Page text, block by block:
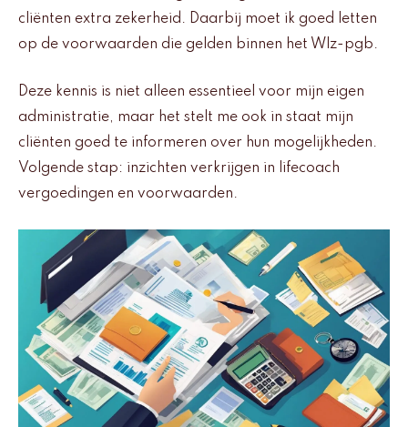
cliënten extra zekerheid. Daarbij moet ik goed letten
op de voorwaarden die gelden binnen het Wlz-pgb.
Deze kennis is niet alleen essentieel voor mijn eigen
administratie, maar het stelt me ook in staat mijn
cliënten goed te informeren over hun mogelijkheden.
Volgende stap: inzichten verkrijgen in lifecoach
vergoedingen en voorwaarden.